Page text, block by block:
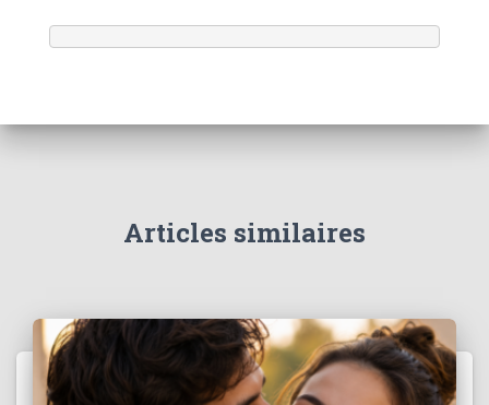
Articles similaires